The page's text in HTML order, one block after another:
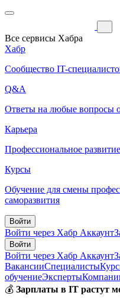
Все сервисы Хабра
Хабр
Сообщество IT-
Q&A
Ответы на любые вопросы
Карьера
Профессиональное
Курсы
Обучение для смены
саморазвития
Войти
Войти через Хабр Аккаунт
Войти
Войти через Хабр Аккаунт
ВакансииСпециалисты
обучениеЭксперты
💰 Зарплаты в IT растут